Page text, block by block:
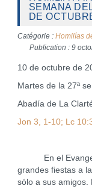
SEMANA
DE
Catégorie : Homilías
Publication : 9
10 de octubre de
Martes de la 27ª
Abadía de La
Jon 3, 1-10; Lc
En el
grandes fiestas a
sólo a sus amigos.